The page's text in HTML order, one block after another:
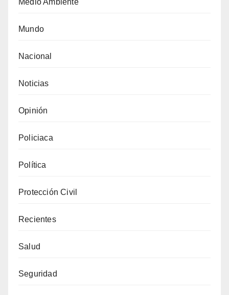
Mundo
Nacional
Noticias
Opinión
Policiaca
Política
Protección Civil
Recientes
Salud
Seguridad